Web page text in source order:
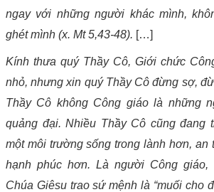
ngay với những người khác mình,
ghét mình (x. Mt 5,43-48). […]
Kính thưa quý Thầy Cô, Giới chức
nhỏ, nhưng xin quý Thầy Cô đừng sợ,
Thầy Cô không Công giáo là những
quảng đại. Nhiều Thầy Cô cũng đang
một môi trường sống trong lành hơn, an
hạnh phúc hơn. Là người Công
Chúa Giêsu trao sứ mệnh là “muối cho